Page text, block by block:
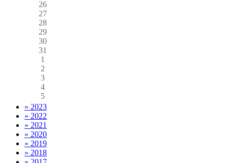
26
27
28
29
30
31
1
2
3
4
5
» 2023
» 2022
» 2021
» 2020
» 2019
» 2018